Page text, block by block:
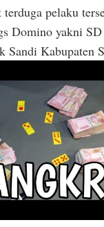
terduga pelaku
Domino yakni
Sandi Kabupaten